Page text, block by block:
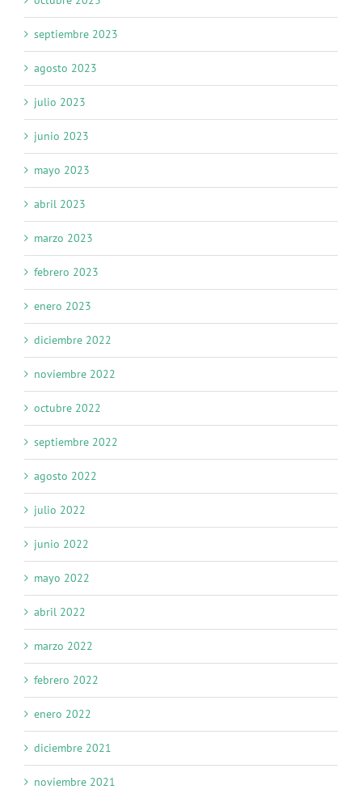
septiembre 2023
agosto 2023
julio 2023
junio 2023
mayo 2023
abril 2023
marzo 2023
febrero 2023
enero 2023
diciembre 2022
noviembre 2022
octubre 2022
septiembre 2022
agosto 2022
julio 2022
junio 2022
mayo 2022
abril 2022
marzo 2022
febrero 2022
enero 2022
diciembre 2021
noviembre 2021